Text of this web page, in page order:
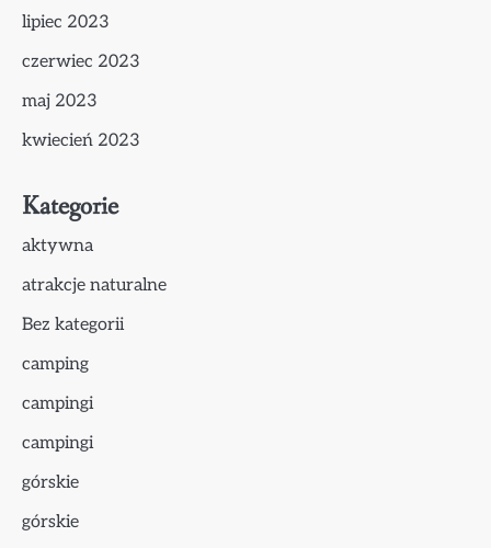
lipiec 2023
czerwiec 2023
maj 2023
kwiecień 2023
Kategorie
aktywna
atrakcje naturalne
Bez kategorii
camping
campingi
campingi
górskie
górskie